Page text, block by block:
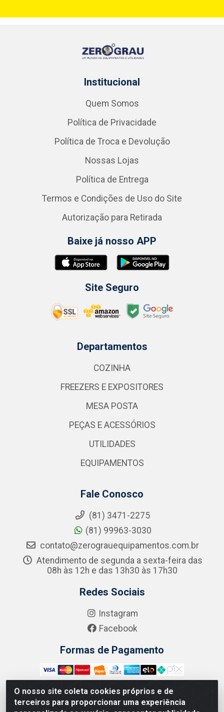
O nosso site coleta cookies próprios e de
terceiros para proporcionar uma experiência
Institucional
Quem Somos
Política de Privacidade
Política de Troca e Devolução
Nossas Lojas
Política de Entrega
Termos e Condições de Uso do Site
Autorização para Retirada
Baixe já nosso APP
Site Seguro
Departamentos
COZINHA
FREEZERS E EXPOSITORES
MESA POSTA
PEÇAS E ACESSÓRIOS
UTILIDADES
EQUIPAMENTOS
Fale Conosco
(81) 3471-2275
(81) 99963-3030
contato@zerograuequipamentos.com.br
Atendimento de segunda a sexta-feira das
08h às 12h e das 13h30 às 17h30
Redes Sociais
Instagram
Facebook
Formas de Pagamento
Zero Grau - Rua Jean Emile Favre, 746 - Ipsep,